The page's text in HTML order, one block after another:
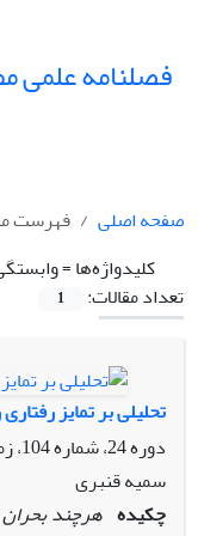
فصلنامه علمی
صفحه اصلی
فهرست
کلیدواژه‌ها =
تعداد مقالات:
1
تحلیلی بر تمایز
دوره 24، شماره 104، زمستان 1397، صفحه
سمیه قنبری
چکیده هرچند